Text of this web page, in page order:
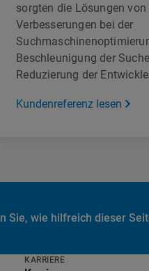
sorgten die Lösungen
Verbesserungen bei der
Beschleunigung der
Reduzierung der
Kundenreferenz lesen
Sie, wie hilfreich dieser
KARRIERE